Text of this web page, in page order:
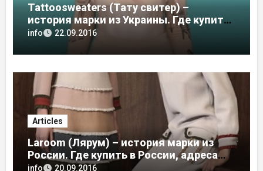
Tattoosweaters (Тату свитер) –
история марки из Украины. Где купить
в России, адреса магазинов
info 22.09.2016
Articles
Laroom (Лярум) – история марки из
России. Где купить в России, адреса
магазинов
info 20.09.2016